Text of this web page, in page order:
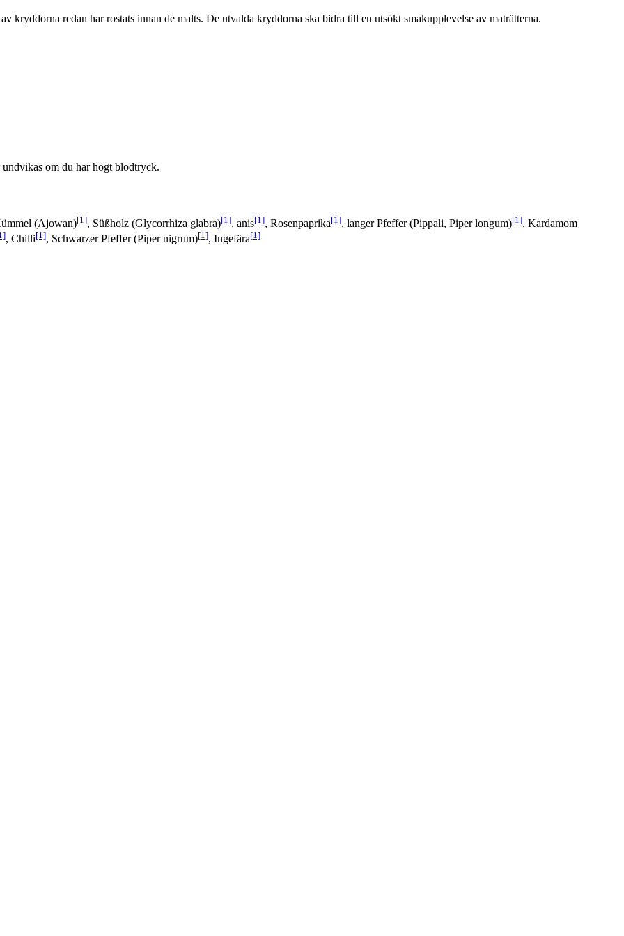
kryddorna redan har rostats innan de malts. De utvalda kryddorna ska bidra till en utsökt smakupplevelse av maträtterna.
om du har högt blodtryck.
(Ajowan)[1], Süßholz (Glycorrhiza glabra)[1], anis[1], Rosenpaprika[1], langer Pfeffer (Pippali, Piper longum)[1], Kardamom
, Chilli[1], Schwarzer Pfeffer (Piper nigrum)[1], Ingefära[1]